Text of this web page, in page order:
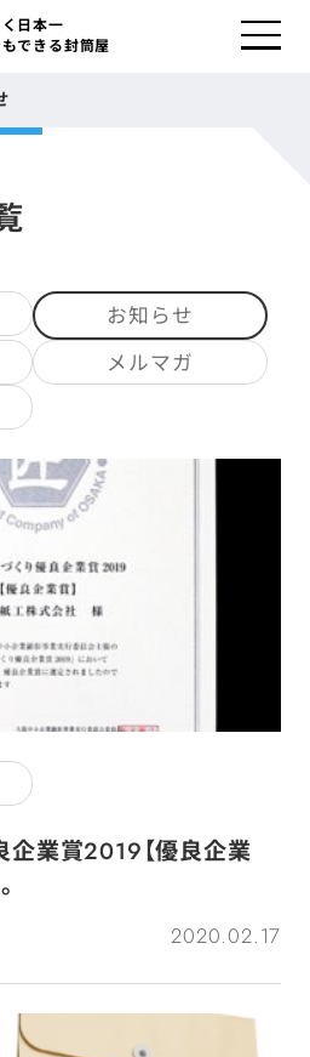
日本一
できる封筒屋
お知らせ
メルマガ
業賞2019【優良企業
2020.02.17